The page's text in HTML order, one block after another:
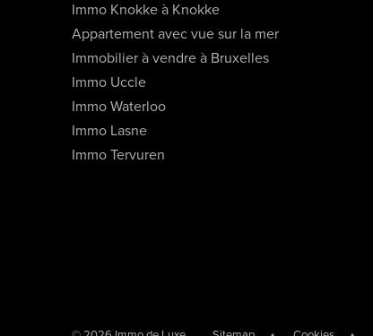
Immo Knokke à Knokke
Appartement avec vue sur la mer
Immobilier à vendre à Bruxelles
Immo Uccle
Immo Waterloo
Immo Lasne
Immo Tervuren